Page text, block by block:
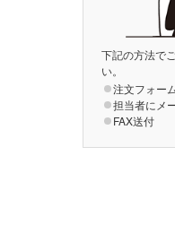
下記の方法で
い。
注文フォー
担当者にメ
FAX送付